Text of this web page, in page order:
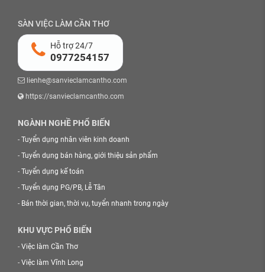
SÀN VIỆC LÀM CẦN THƠ
Hỗ trợ 24/7
0977254157
lienhe@sanvieclamcantho.com
https://sanvieclamcantho.com
NGÀNH NGHỀ PHỔ BIẾN
- Tuyển dụng nhân viên kinh doanh
- Tuyển dụng bán hàng, giới thiệu sản phẩm
- Tuyển dụng kế toán
- Tuyển dụng PG/PB, Lễ Tân
- Bán thời gian, thời vụ, tuyển nhanh trong ngày
KHU VỰC PHỔ BIẾN
- Việc làm Cần Thơ
- Việc làm Vĩnh Long